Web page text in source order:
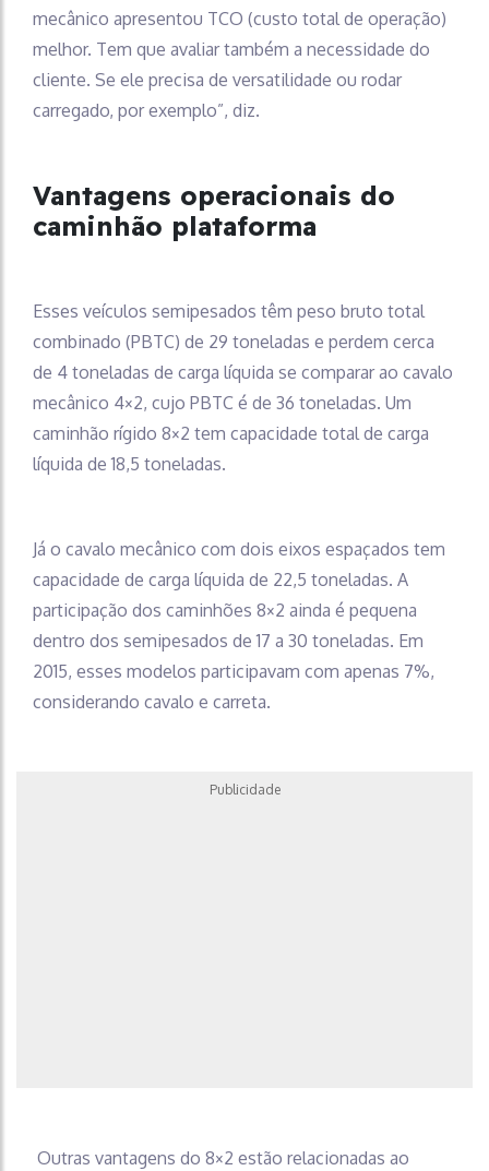
mecânico apresentou TCO (custo total de operação)
melhor. Tem que avaliar também a necessidade do
cliente. Se ele precisa de versatilidade ou rodar
carregado, por exemplo”, diz.
Vantagens operacionais do
caminhão plataforma
Esses veículos semipesados têm peso bruto total
combinado (PBTC) de 29 toneladas e perdem cerca
de 4 toneladas de carga líquida se comparar ao cavalo
mecânico 4×2, cujo PBTC é de 36 toneladas. Um
caminhão rígido 8×2 tem capacidade total de carga
líquida de 18,5 toneladas.
Já o cavalo mecânico com dois eixos espaçados tem
capacidade de carga líquida de 22,5 toneladas. A
participação dos caminhões 8×2 ainda é pequena
dentro dos semipesados de 17 a 30 toneladas. Em
2015, esses modelos participavam com apenas 7%,
considerando cavalo e carreta.
Publicidade
Outras vantagens do 8×2 estão relacionadas ao